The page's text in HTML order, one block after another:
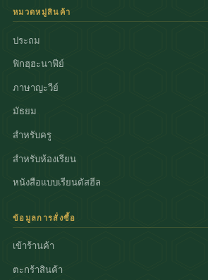
หมวดหมู่สินค้า
ประถม
ฟิกฮฺฮะนาฟีย์
ภาษาญะวีย์
มัธยม
สำหรับครู
สำหรับห้องเรียน
หนังสือแบบเรียนตัสฮีล
ข้อมูลการสั่งซื้อ
เข้าร้านค้า
ตะกร้าสินค้า